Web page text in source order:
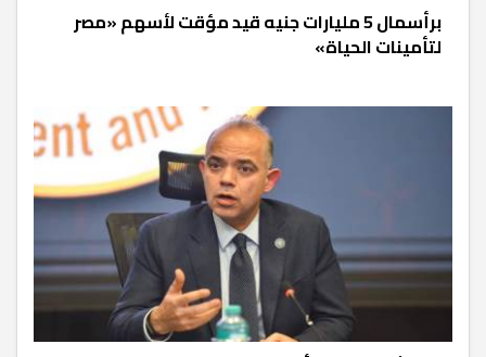
برأسمال 5 مليارات جنيه قيد مؤقت لأسهم «مصر
لتأمينات الحياة»